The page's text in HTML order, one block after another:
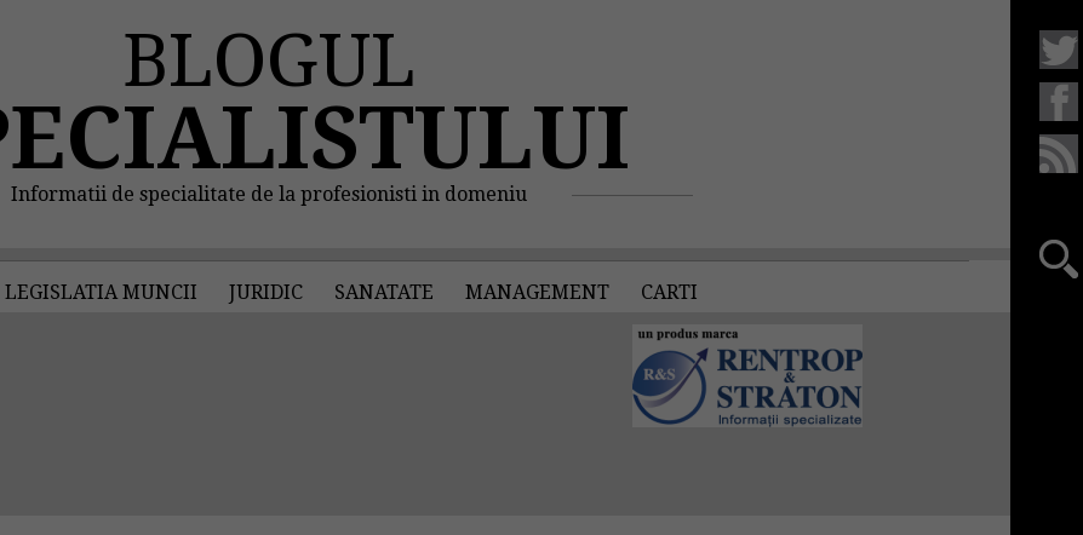
BLOGUL
Informatii de specialitate de la profesionisti in domeniu
LEGISLATIA MUNCII JURIDIC SANATATE MANAGEMENT CARTI